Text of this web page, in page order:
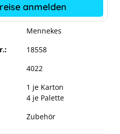
Mennekes
18558
4022
1 je Karton
4 je Palette
Zubehör
anmelden